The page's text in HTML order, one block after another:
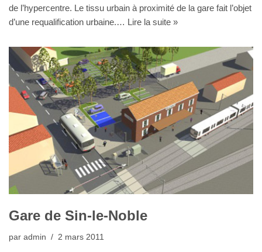
de l’hypercentre. Le tissu urbain à proximité de la gare fait l’objet
d’une requalification urbaine.… Lire la suite »
Gare de Sin-le-Noble
par admin 2 mars 2011